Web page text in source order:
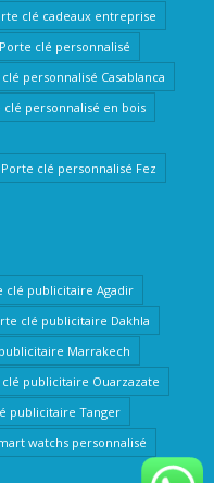
clé cadeaux entreprise
Porte clé personnalisé
personnalisé Casablanca
clé personnalisé en bois
Porte clé personnalisé Fez
clé publicitaire Agadir
clé publicitaire Dakhla
Marrakech
publicitaire Ouarzazate
publicitaire Tanger
watchs personnalisé